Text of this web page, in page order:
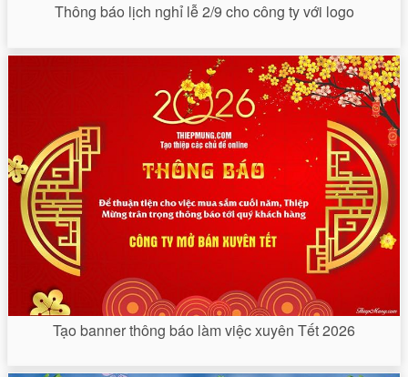
Thông báo lịch nghỉ lễ 2/9 cho công ty với logo
Tạo banner thông báo làm việc xuyên Tết 2026